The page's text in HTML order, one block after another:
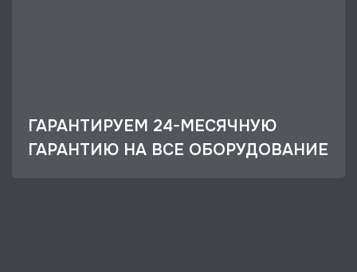
ГАРАНТИРУЕМ 24-МЕСЯЧНУЮ
ГАРАНТИЮ НА ВСЕ ОБОРУДОВАНИЕ